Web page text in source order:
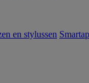
en stylussen